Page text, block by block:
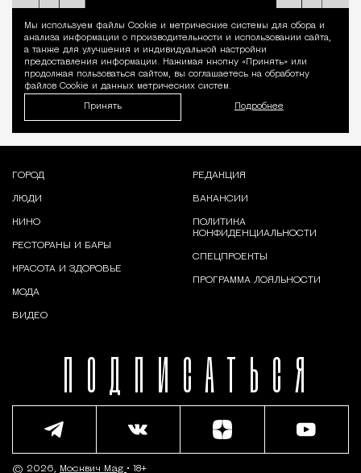
Уведомление
Мы используем файлы Сookie и метрические системы для сбора и
анализа информации о производительности и использовании сайта,
а также для улучшения и индивидуальной настройки
предоставления информации. Нажимая кнопку «Принять» или
продолжая пользоваться сайтом, вы соглашаетесь на обработку
файлов Cookie и данных метрических систем.
Принять Подробнее
ПОДПИСАТЬСЯ
ГОРОД
ЛЮДИ
КИНО
РЕСТОРАНЫ И БАРЫ
КРАСОТА И ЗДОРОВЬЕ
МОДА
ВИДЕО
РЕДАКЦИЯ
ВАКАНСИИ
ПОЛИТИКА
КОНФИДЕНЦИАЛЬНОСТИ
СПЕЦПРОЕКТЫ
ПРОГРАММА ЛОЯЛЬНОСТИ
© 2026, Москвич Mag • 18+